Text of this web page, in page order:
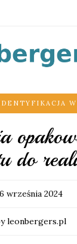
do
6 września 2024
leonbergers.pl